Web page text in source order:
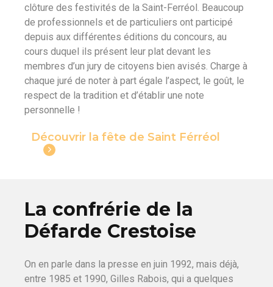
clôture des festivités de la Saint-Ferréol. Beaucoup
de professionnels et de particuliers ont participé
depuis aux différentes éditions du concours, au
cours duquel ils présent leur plat devant les
membres d’un jury de citoyens bien avisés. Charge à
chaque juré de noter à part égale l’aspect, le goût, le
respect de la tradition et d’établir une note
personnelle !
Découvrir la fête de Saint Férréol
La confrérie de la
Défarde Crestoise
On en parle dans la presse en juin 1992, mais déjà,
entre 1985 et 1990, Gilles Rabois, qui a quelques